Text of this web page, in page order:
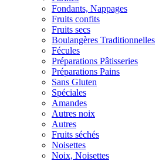
Fondants, Nappages
Fruits confits
Fruits secs
Boulangères Traditionnelles
Fécules
Préparations Pâtisseries
Préparations Pains
Sans Gluten
Spéciales
Amandes
Autres noix
Autres
Fruits séchés
Noisettes
Noix, Noisettes